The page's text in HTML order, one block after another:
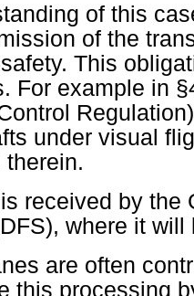
of this
of the
This
For example in
under visual
received by the
where it will
are often
this processing